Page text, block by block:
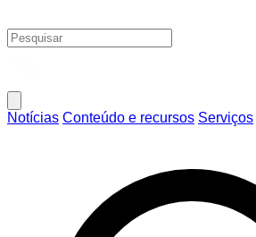
Notícias Conteúdo e recursos Serviços